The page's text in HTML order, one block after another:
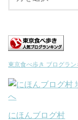
東京食べ歩き ブログラ
にほんブログ村